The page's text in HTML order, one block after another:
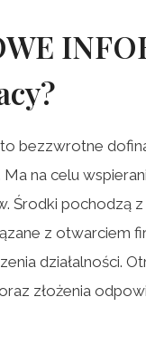
?
bezzwrotne
na celu
Środki pochodzą
z otwarciem
działalności.
złożenia